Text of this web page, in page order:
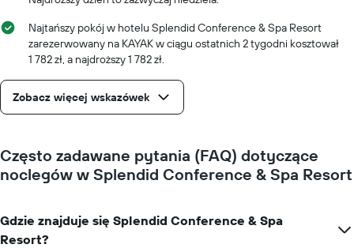
Najtańszy pokój w hotelu Splendid Conference & Spa Resort
zarezerwowany na KAYAK w ciągu ostatnich 2 tygodni kosztował
1 782 zł, a najdroższy 1 782 zł.
Zobacz więcej wskazówek
Często zadawane pytania (FAQ) dotyczące
noclegów w Splendid Conference & Spa Resort
Gdzie znajduje się Splendid Conference & Spa
Resort?